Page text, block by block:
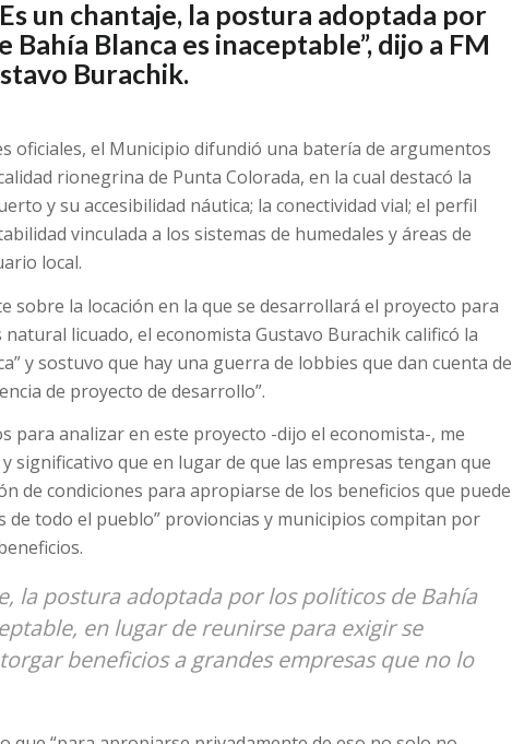
un chantaje, la postura adoptada por
Bahía Blanca es inaceptable”, dijo a FM
Burachik.
oficiales, el Municipio difundió una batería de argumentos
rionegrina de Punta Colorada, en la cual destacó la
y su accesibilidad náutica; la conectividad vial; el perfil
vinculada a los sistemas de humedales y áreas de
local.
sobre la locación en la que se desarrollará el proyecto para
licuado, el economista Gustavo Burachik calificó la
y sostuvo que hay una guerra de lobbies que dan cuenta de
de proyecto de desarrollo”.
para analizar en este proyecto -dijo el economista-, me
significativo que en lugar de que las empresas tengan que
de condiciones para apropiarse de los beneficios que puede
de todo el pueblo” provioncias y municipios compitan por
la postura adoptada por los políticos de Bahía
en lugar de reunirse para exigir se
beneficios a grandes empresas que no lo